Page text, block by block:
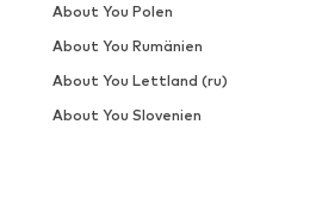
About You Polen
About You Rumänien
About You Lettland (ru)
About You Slovenien